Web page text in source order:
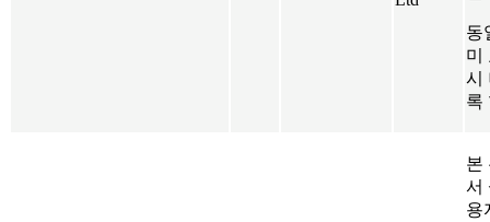
동
미
시
록
본
서
용